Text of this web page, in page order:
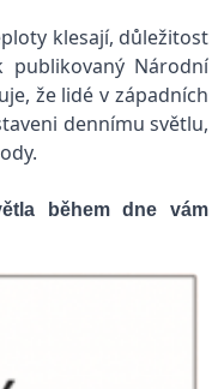
klesají, důležitost
publikovaný Národní
že lidé v západních
dennímu světlu,
během dne vám